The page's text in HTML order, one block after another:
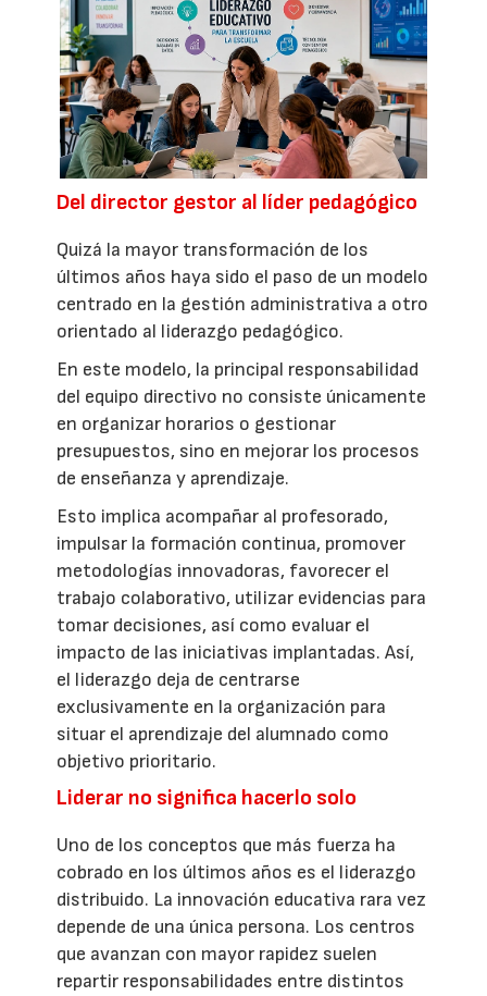
Del director gestor al líder pedagógico
Quizá la mayor transformación de los
últimos años haya sido el paso de un modelo
centrado en la gestión administrativa a otro
orientado al liderazgo pedagógico.
En este modelo, la principal responsabilidad
del equipo directivo no consiste únicamente
en organizar horarios o gestionar
presupuestos, sino en mejorar los procesos
de enseñanza y aprendizaje.
Esto implica acompañar al profesorado,
impulsar la formación continua, promover
metodologías innovadoras, favorecer el
trabajo colaborativo, utilizar evidencias para
tomar decisiones, así como evaluar el
impacto de las iniciativas implantadas. Así,
el liderazgo deja de centrarse
exclusivamente en la organización para
situar el aprendizaje del alumnado como
objetivo prioritario.
Liderar no significa hacerlo solo
Uno de los conceptos que más fuerza ha
cobrado en los últimos años es el liderazgo
distribuido. La innovación educativa rara vez
depende de una única persona. Los centros
que avanzan con mayor rapidez suelen
repartir responsabilidades entre distintos